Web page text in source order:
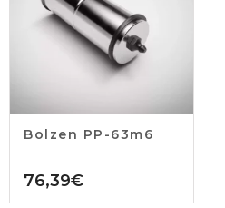
Bolzen PP-63m6
76,39€